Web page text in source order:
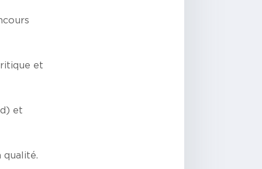
et
et
qualité.